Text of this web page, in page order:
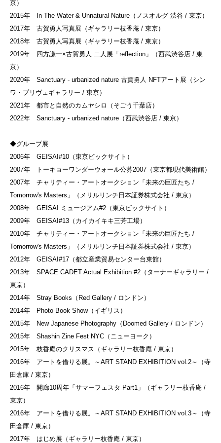
京）
2015年 In The Water & Unnatural Nature（ノスオルグ 渋谷 / 東京）
2017年 古賀勇人写真展（ギャラリー枝香庵 / 東京）
2018年 古賀勇人写真展（ギャラリー枝香庵 / 東京）
2019年 四方謙一×古賀勇人 二人展「reflection」（西武渋谷店 / 東
京）
2020年 Sanctuary - urbanized nature 古賀勇⼈ NFTアート展（シン
ワ・プリヴェギャラリー / 東京）
2021年 都市と自然のカムヤシロ（そごう千葉店）
2022年 Sanctuary - urbanized nature（西武渋谷店 / 東京）
◆グループ展
2006年 GEISAI#10（東京ビックサイト）
2007年 トーキョーワンダーウォール公募2007（東京都現代美術館）
2007年 チャリティー・アートオークション「未来の巨匠たち /
Tomorrow's Masters」（メリルリンチ日本証券株式会社 / 東京）
2008年 GEISAI ミュージアム#2（東京ビックサイト）
2009年 GEISAI#13（カイカイキキ三芳工場）
2010年 チャリティー・アートオークション「未来の巨匠たち /
Tomorrow's Masters」（メリルリンチ日本証券株式会社 / 東京）
2012年 GEISAI#17（都立産業貿易センター台東館）
2013年 SPACE CADET Actual Exhibition #2（ターナーギャラリー /
東京）
2014年 Stray Books（Red Gallery / ロンドン）
2014年 Photo Book Show（イギリス）
2015年 New Japanese Photography（Doomed Gallery / ロンドン）
2015年 Shashin Zine Fest NYC（ニューヨーク）
2015年 枝香庵のクリスマス（ギャラリー枝香庵 / 東京）
2016年 アートを借りる展。～ART STAND EXHIBITION vol.2～（寺
田倉庫 / 東京）
2016年 開廊10周年「サマーフェスタ Part1」（ギャラリー枝香庵 /
東京）
2016年 アートを借りる展。～ART STAND EXHIBITION vol.3～（寺
田倉庫 / 東京）
2017年 はじめ展（ギャラリー枝香庵 / 東京）